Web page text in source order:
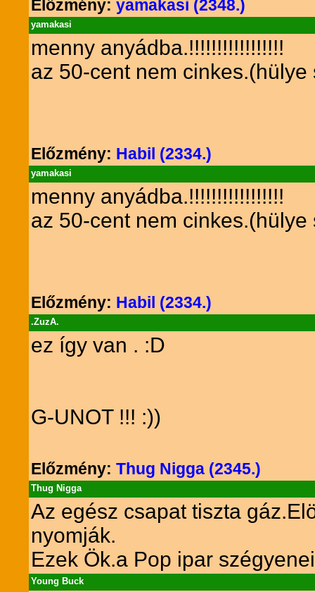
Előzmény: yamakasi (2348.)
yamakasi
menny anyádba.!!!!!!!!!!!!!!!!!
az 50-cent nem cinkes.(hülye
Előzmény: Habil (2334.)
yamakasi
menny anyádba.!!!!!!!!!!!!!!!!!
az 50-cent nem cinkes.(hülye
Előzmény: Habil (2334.)
.ZuzA.
ez így van . :D
G-UNOT !!! :))
Előzmény: Thug Nigga (2345.)
Thug Nigga
Az egész csapat tiszta
nyomják.
Ezek Ök.a Pop ipar
Young Buck